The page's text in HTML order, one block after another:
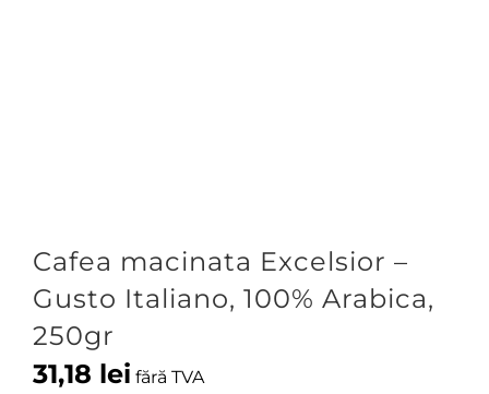
Cafea macinata Excelsior –
Gusto Italiano, 100% Arabica,
250gr
31,18 lei fără TVA